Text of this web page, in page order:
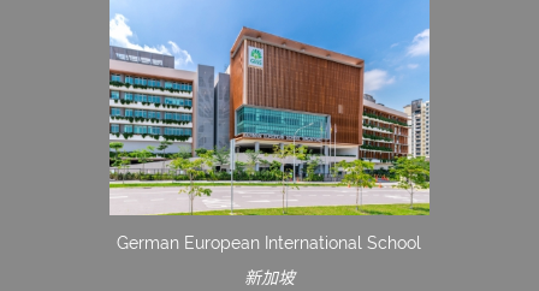
German European International School
新加坡